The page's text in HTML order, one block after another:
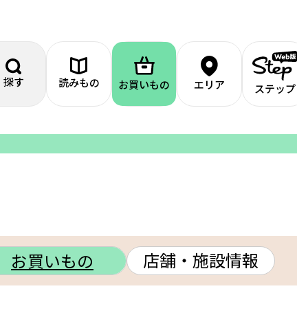
探す 読みもの お買いもの エリア ステップ
お買いもの 店舗・施設情報